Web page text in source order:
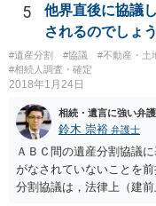
情を話して相談して、「
とをお勧めします。
5
他界直後に協議
されるのでしょ
#遺産分割 #協議 #不動産・土
#相続人調査・確定
2018年1月24日
相続・遺言に強い弁
鈴木 崇裕 弁護士
ＡＢＣ間の遺産分割協議
がなされていないことを
分割協議は，法律上（建